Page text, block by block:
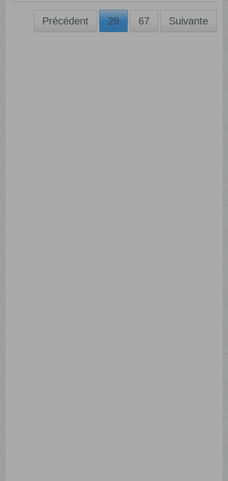
Précédent 29 67 Suivante